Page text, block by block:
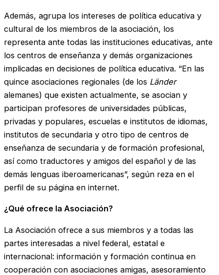
Además, agrupa los intereses de política educativa y
cultural de los miembros de la asociación, los
representa ante todas las instituciones educativas, ante
los centros de enseñanza y demás organizaciones
implicadas en decisiones de política educativa. “En las
quince asociaciones regionales (de los Länder
alemanes) que existen actualmente, se asocian y
participan profesores de universidades públicas,
privadas y populares, escuelas e institutos de idiomas,
institutos de secundaria y otro tipo de centros de
enseñanza de secundaria y de formación profesional,
así como traductores y amigos del español y de las
demás lenguas iberoamericanas”, según reza en el
perfil de su página en internet.
¿Qué ofrece la Asociación?
La Asociación ofrece a sus miembros y a todas las
partes interesadas a nivel federal, estatal e
internacional: información y formación continua en
cooperación con asociaciones amigas, asesoramiento